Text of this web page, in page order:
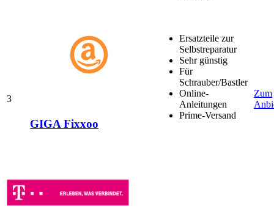
3
GIGA Fixxoo
Ersatzteile zur
Selbstreparatur
Sehr günstig
Für
Schrauber/Bastler
Online-
Anleitungen
Prime-Versand
Zum